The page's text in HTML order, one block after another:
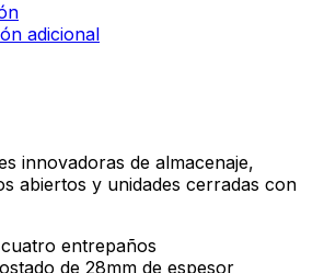
adicional
innovadoras de almacenaje,
abiertos y unidades cerradas con
entrepaños
de 28mm de espesor